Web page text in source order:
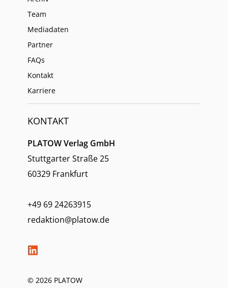
Team
Mediadaten
Partner
FAQs
Kontakt
Karriere
KONTAKT
PLATOW Verlag GmbH
Stuttgarter Straße 25
60329 Frankfurt
+49 69 24263915
redaktion@platow.de
© 2026 PLATOW